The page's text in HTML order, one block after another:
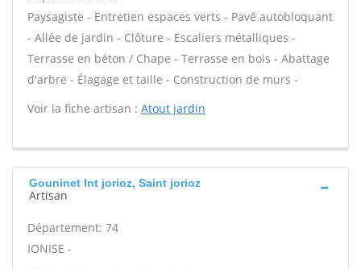
Paysagiste - Entretien espaces verts - Pavé autobloquant
- Allée de jardin - Clôture - Escaliers métalliques -
Terrasse en béton / Chape - Terrasse en bois - Abattage
d'arbre - Élagage et taille - Construction de murs -
Voir la fiche artisan : Atout jardin
Gouninet Int jorioz, Saint jorioz
Artisan
Département: 74
IONISE -